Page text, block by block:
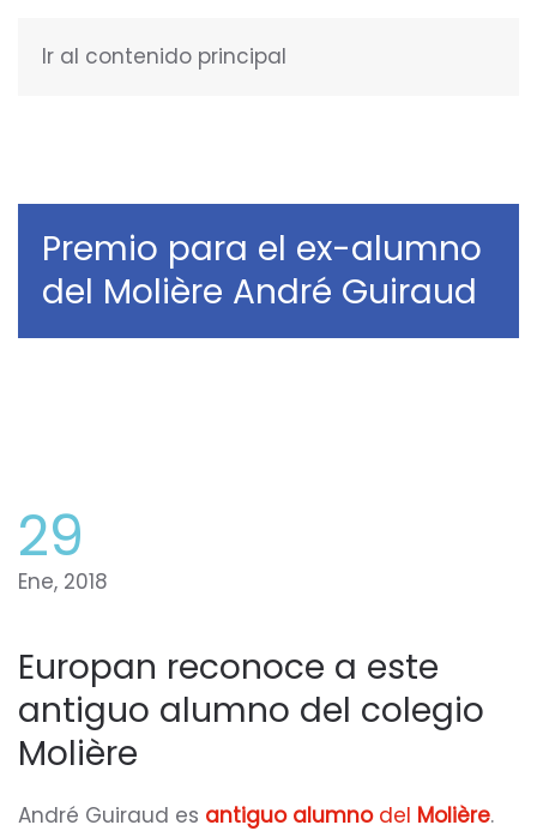
Ir al contenido principal
Premio para el ex-alumno
del Molière André Guiraud
29
Ene, 2018
Europan reconoce a este
antiguo alumno del colegio
Molière
André Guiraud es antiguo alumnodel Molière.